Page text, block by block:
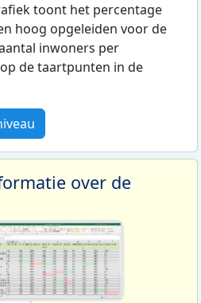
toont het percentage
hoog opgeleiden voor de
inwoners per
de taartpunten in de
over de